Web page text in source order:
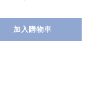
加入購物車